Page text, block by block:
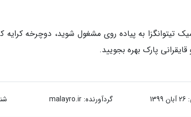
تیتوانگزا به پیاده روی مشغول شوید، دوچرخه
پارک بهره بجویید.
26 آبان 1399 گردآورنده:malayro.ir